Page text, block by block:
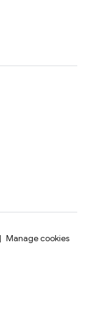
Manage cookies